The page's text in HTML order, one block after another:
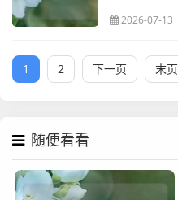
2026-07-13
1 2 下一页 末页
随便看看